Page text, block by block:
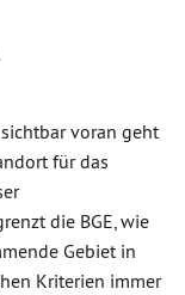
voran geht
für das
die BGE, wie
Gebiet in
Kriterien immer